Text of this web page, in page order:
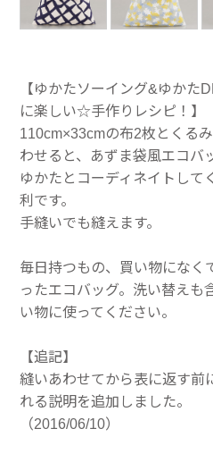
【ゆかたソーイング&ゆかた
に楽しい☆手作りレシピ！】
110cm×33cmの布2枚とくる
わせると、あずま袋風エコバ
ゆかたとコーディネイトして
利です。
手縫いでも縫えます。
毎日持つもの、買い物になく
ったエコバッグ。洗い替えも
い物に使ってください。
【追記】
縫いあわせてから表に返す前
れる説明を追加しました。
（2016/06/10）